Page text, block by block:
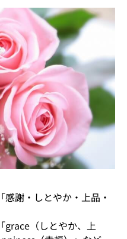
謝・しとやか・上品・
grace（しとやか、上